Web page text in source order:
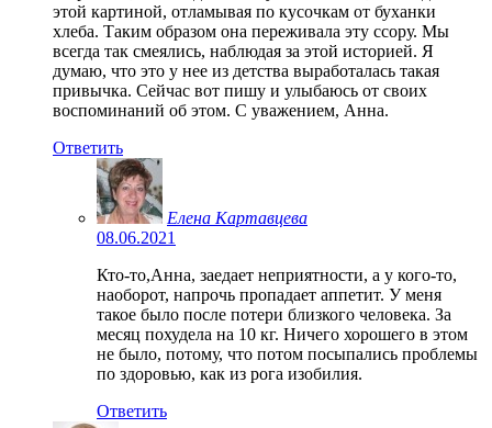
этой картиной, отламывая по кусочкам от буханки
хлеба. Таким образом она переживала эту ссору. Мы
всегда так смеялись, наблюдая за этой историей. Я
думаю, что это у нее из детства выработалась такая
привычка. Сейчас вот пишу и улыбаюсь от своих
воспоминаний об этом. С уважением, Анна.
Ответить
Елена Картавцева
08.06.2021
Кто-то,Анна, заедает неприятности, а у кого-то,
наоборот, напрочь пропадает аппетит. У меня
такое было после потери близкого человека. За
месяц похудела на 10 кг. Ничего хорошего в этом
не было, потому, что потом посыпались проблемы
по здоровью, как из рога изобилия.
Ответить